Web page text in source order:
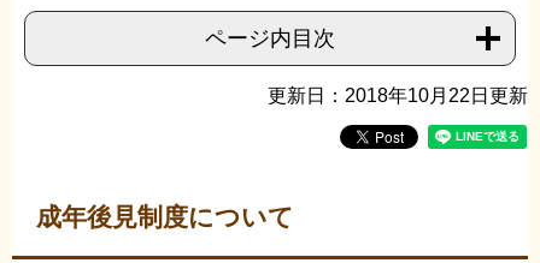
ページ内目次
更新日：2018年10月22日更新
成年後見制度について